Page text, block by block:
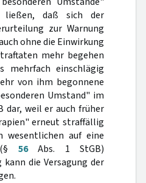
ließen, daß sich der
zur Warnung
ohne die Einwirkung
mehr begehen
mehrfach einschlägig
von ihm begonnene
Umstand" im
dar, weil er auch früher
erneut straffällig
wesentlichen auf eine
56Abs. 1 StGB)
die Versagung der